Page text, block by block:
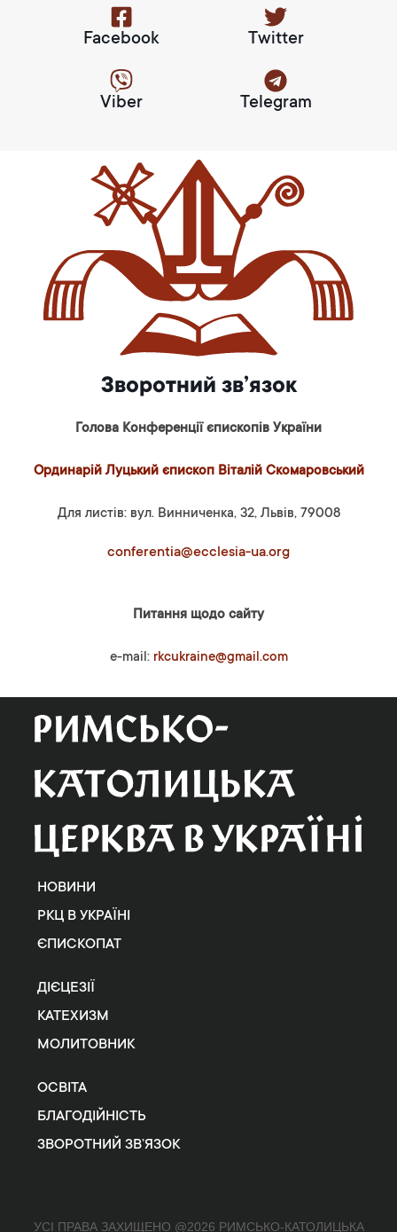
Facebook Twitter
Viber Telegram
Зворотний зв’язок
Голова Конференції єпископів України
Ординарій Луцький єпископ Віталій Скомаровський
Для листів: вул. Винниченка, 32, Львів, 79008
conferentia@ecclesia-ua.org
Питання щодо сайту
e-mail: rkcukraine@gmail.com
НОВИНИ
РКЦ В УКРАЇНІ
ЄПИСКОПАТ
ДІЄЦЕЗІЇ
КАТЕХИЗМ
МОЛИТОВНИК
ОСВІТА
БЛАГОДІЙНІСТЬ
ЗВОРОТНИЙ ЗВ’ЯЗОК
УСІ ПРАВА ЗАХИЩЕНО @2026 РИМСЬКО-КАТОЛИЦЬКА